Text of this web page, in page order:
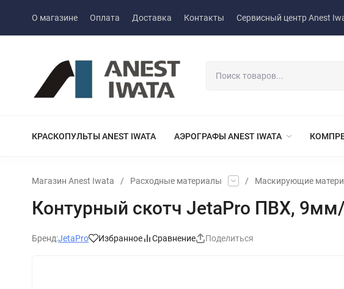
О магазине Оплата Доставка Контакты Сервисный центр Anest
КРАСКОПУЛЬТЫ ANEST IWATA АЭРОГРАФЫ ANEST IWATA
Магазин Anest Iwata / Расходные материалы / Маскирующие
Контурный скотч JetaPro ПВХ,
Бренд:JetaPro Избранное Сравнение Поделиться